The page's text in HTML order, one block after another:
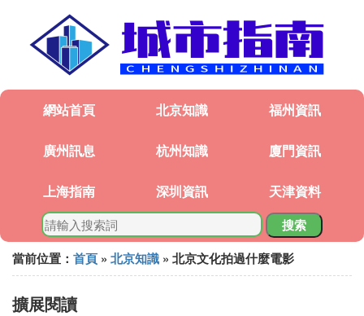
網站首頁 北京知識 福州資訊
廣州訊息 杭州知識 廈門資訊
上海指南 深圳資訊 天津資料
搜索
當前位置： 首頁 » 北京知識 » 北京文化拍過什麼電影
擴展閱讀